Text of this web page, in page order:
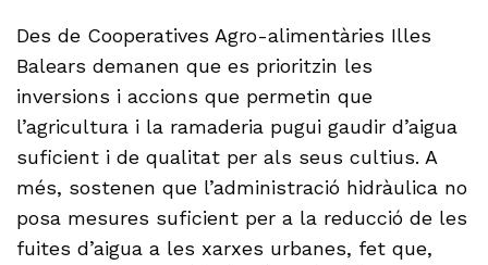
Des de Cooperatives Agro-alimentàries Illes
Balears demanen que es prioritzin les
inversions i accions que permetin que
l’agricultura i la ramaderia pugui gaudir d’aigua
suficient i de qualitat per als seus cultius. A
més, sostenen que l’administració hidràulica no
posa mesures suficient per a la reducció de les
fuites d’aigua a les xarxes urbanes, fet que,